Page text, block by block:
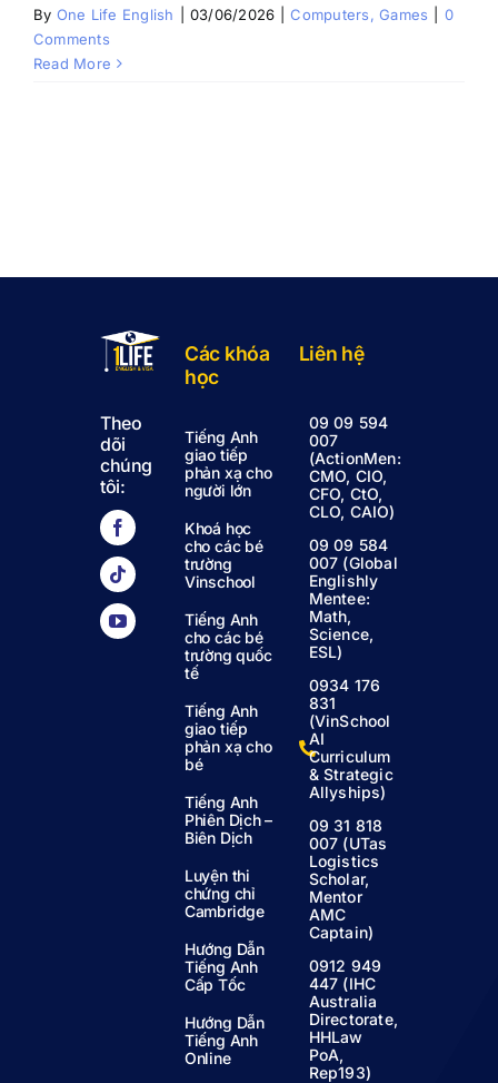
By One Life English 03/06/2026 Computers, Games
0
Comments
Read More
Theo
dõi
chúng
tôi:
Các khóa
học
Tiếng Anh
giao tiếp
phản xạ cho
người lớn
Khoá học
cho các bé
trường
Vinschool
Tiếng Anh
cho các bé
trường quốc
tế
Tiếng Anh
giao tiếp
phản xạ cho
bé
Tiếng Anh
Phiên Dịch –
Biên Dịch
Luyện thi
chứng chỉ
Cambridge
Hướng Dẫn
Tiếng Anh
Cấp Tốc
Hướng Dẫn
Tiếng Anh
Online
Liên hệ
09 09 594
007
(ActionMen:
CMO, CIO,
CFO, CtO,
CLO, CAIO)
09 09 584
007 (Global
Englishly
Mentee:
Math,
Science,
ESL)
0934 176
831
(VinSchool
AI
Curriculum
& Strategic
Allyships)
09 31 818
007 (UTas
Logistics
Scholar,
Mentor
AMC
Captain)
0912 949
447 (IHC
Australia
Directorate,
HHLaw
PoA,
Rep193)